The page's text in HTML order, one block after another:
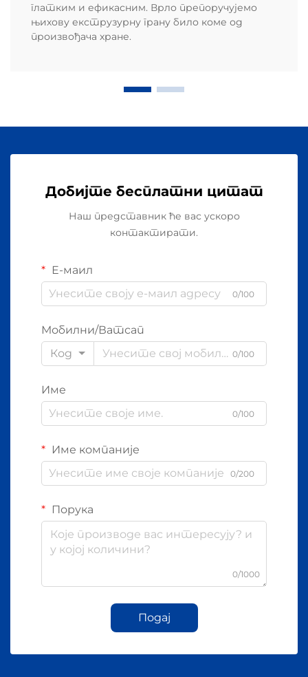
глатким и ефикасним. Врло препоручујемо
њихову екструзурну грану било коме од
произвођача хране.
Добијте бесплатни цитат
Наш представник ће вас ускоро
контактирати.
Е-маил
0/100
Мобилни/Ватсап
Код
0/100
Име
0/100
Име компаније
0/200
Порука
0/1000
Подај